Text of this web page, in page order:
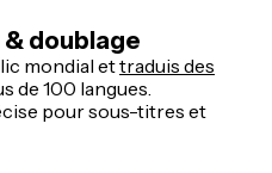
doublage
mondial ettraduis des
de 100 langues.
pour sous-titres et